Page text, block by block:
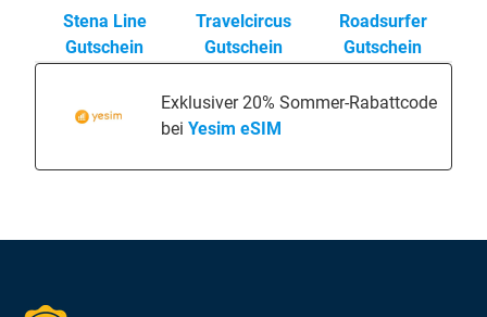
Stena Line
Gutschein
Travelcircus
Gutschein
Roadsurfer
Gutschein
Exklusiver 20% Sommer-Rabattcode
bei Yesim eSIM